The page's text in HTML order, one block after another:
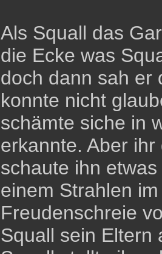
Als Squall das
die Ecke was
doch dann sah er
konnte nicht
schämte siche in
erkannte. Aber
schaute ihn
einem Strahlen
Freudenschreie
Squall sein Eltern